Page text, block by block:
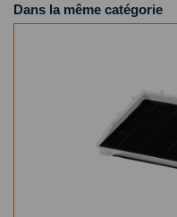
Dans la même catégorie